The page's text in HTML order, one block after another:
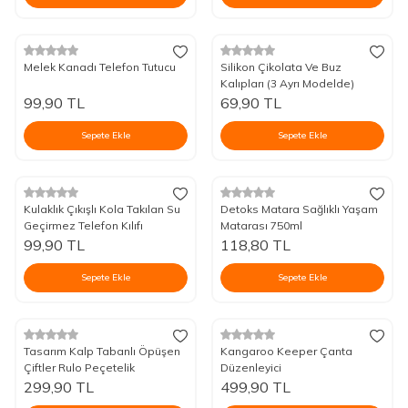
Melek Kanadı Telefon Tutucu
99,90 TL
Sepete Ekle
Silikon Çikolata Ve Buz
Kalıpları (3 Ayrı Modelde)
69,90 TL
Sepete Ekle
Kulaklık Çıkışlı Kola Takılan Su
Geçirmez Telefon Kılıfı
99,90 TL
Sepete Ekle
Detoks Matara Sağlıklı Yaşam
Matarası 750ml
118,80 TL
Sepete Ekle
Tasarım Kalp Tabanlı Öpüşen
Çiftler Rulo Peçetelik
299,90 TL
Kangaroo Keeper Çanta
Düzenleyici
499,90 TL